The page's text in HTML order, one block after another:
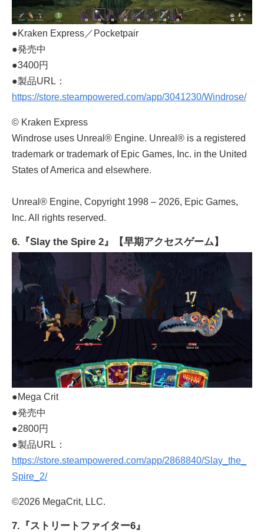
●Kraken Express／Pocketpair
●発売中
●3400円
●製品URL：
https://store.steampowered.com/app/3041230/Windrose/
© Kraken Express
Windrose uses Unreal® Engine. Unreal® is a registered
trademark or trademark of Epic Games, Inc. in the United
States of America and elsewhere.
Unreal® Engine, Copyright 1998 – 2026, Epic Games,
Inc. All rights reserved.
6.『Slay the Spire 2』【早期アクセスゲーム】
●Mega Crit
●発売中
●2800円
●製品URL：
https://store.steampowered.com/app/2868840/Slay_the_
Spire_2/
©2026 MegaCrit, LLC.
7.『ストリートファイター6』